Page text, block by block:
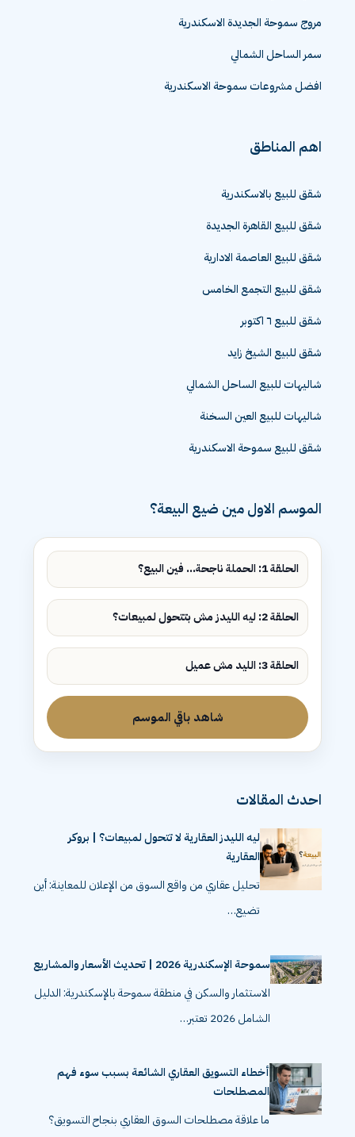
مروج سموحة الجديدة الاسكندرية
سمر الساحل الشمالي
افضل مشروعات سموحة الاسكندرية
اهم المناطق
شقق للبيع بالاسكندرية
شقق للبيع القاهرة الجديدة
شقق للبيع العاصمة الادارية
شقق للبيع التجمع الخامس
شقق للبيع ٦ اكتوبر
شقق للبيع الشيخ زايد
شاليهات للبيع الساحل الشمالي
شاليهات للبيع العين السخنة
شقق للبيع سموحة الاسكندرية
الموسم الاول مين ضيع البيعة؟
الحلقة 1: الحملة ناجحة... فين البيع؟
الحلقة 2: ليه الليدز مش بتتحول لمبيعات؟
الحلقة 3: الليد مش عميل
شاهد باقي الموسم
احدث المقالات
ليه الليدز العقارية لا تتحول لمبيعات؟ | بروكر
العقارية
تحليل عقاري من واقع السوق من الإعلان للمعاينة: أين
تضيع…
سموحة الإسكندرية 2026 | تحديث الأسعار والمشاريع
الاستثمار والسكن في منطقة سموحة بالإسكندرية: الدليل
الشامل 2026 تعتبر…
أخطاء التسويق العقاري الشائعة بسبب سوء فهم
المصطلحات
ما علاقة مصطلحات السوق العقاري بنجاح التسويق؟